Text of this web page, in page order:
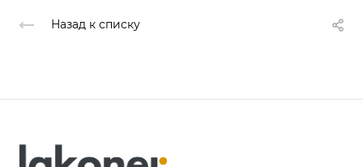
Назад к списку